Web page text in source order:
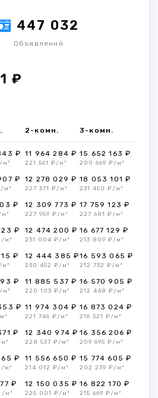
447 032
Объявлений
₽
2-комн. 3-комн.
₽
м²
11 964 284 ₽
221 561 ₽/м²
15 652 163 ₽
200 669 ₽/м²
₽
м²
12 278 029 ₽
227 371 ₽/м²
18 053 101 ₽
231 450 ₽/м²
₽ 12 309 773 ₽
227 959 ₽/м²
17 759 123 ₽
227 681 ₽/м²
₽
м²
12 474 200 ₽
231 004 ₽/м²
16 677 129 ₽
213 809 ₽/м²
₽ 12 444 385 ₽
230 452 ₽/м²
16 593 065 ₽
212 732 ₽/м²
₽
м²
11 885 537 ₽
220 103 ₽/м²
16 570 905 ₽
212 448 ₽/м²
₽ 11 974 304 ₽
221 746 ₽/м²
16 873 024 ₽
216 321 ₽/м²
₽ 12 340 974 ₽
228 537 ₽/м²
16 356 206 ₽
209 695 ₽/м²
₽
м²
11 556 650 ₽
214 012 ₽/м²
15 774 605 ₽
202 239 ₽/м²
₽
м²
12 150 035 ₽
225 001 ₽/м²
16 822 170 ₽
215 669 ₽/м²